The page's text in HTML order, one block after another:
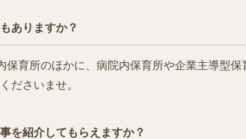
ありますか？
育所のほかに、病院内保育所や企業主導型
ださいませ。
を紹介してもらえますか？